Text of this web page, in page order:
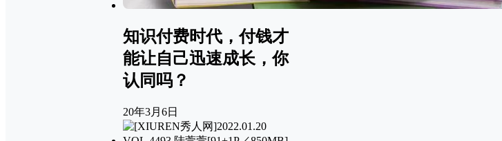
知识付费时代，付钱才
能让自己迅速成长，你
认同吗？
20年3月6日